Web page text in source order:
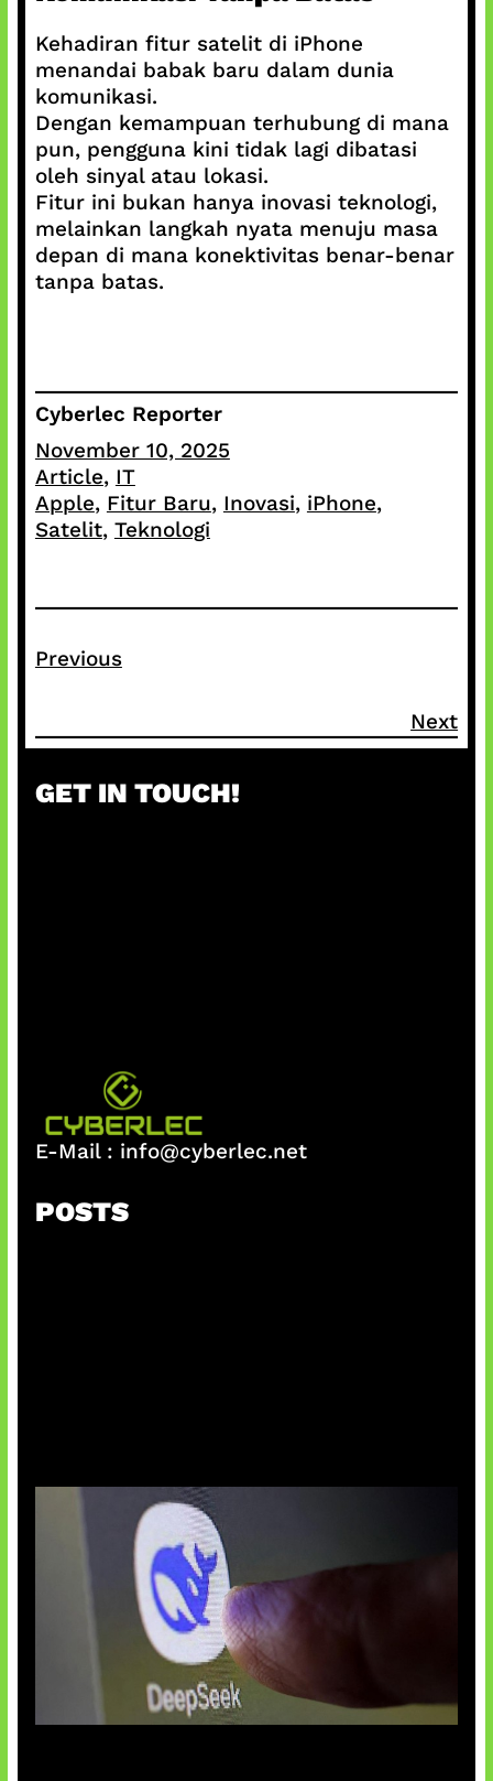
Kehadiran fitur satelit di iPhone
menandai babak baru dalam dunia
komunikasi.
Dengan kemampuan terhubung di mana
pun, pengguna kini tidak lagi dibatasi
oleh sinyal atau lokasi.
Fitur ini bukan hanya inovasi teknologi,
melainkan langkah nyata menuju masa
depan di mana konektivitas benar-benar
tanpa batas.
Cyberlec Reporter
November 10, 2025
Article, IT
Apple, Fitur Baru, Inovasi, iPhone ,
Satelit, Teknologi
Previous
Next
GET IN TOUCH!
E-Mail : info@cyberlec.net
POSTS